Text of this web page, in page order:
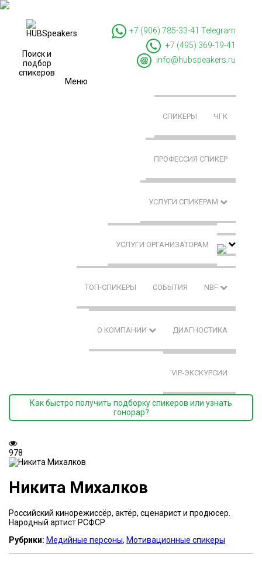
Поиск и
подбор
спикеров
+7 (906) 785-33-41 Telegram
+7 (495) 369-19-41
info@hubspeakers.ru
Меню
СПИКЕРЫ ЧГК
ПРОФЕССИЯ СПИКЕР
УСЛУГИ СПИКЕРАМ
УСЛУГИ ОРГАНИЗАТОРАМ
ТОП-СПИКЕРЫ СОБЫТИЯ NBF
О КОМПАНИИ ДИАГНОСТИКА
VIP-ЭКСКУРСИИ
Как быстро получить подборку спикеров или узнать
гонорар?
978
Никита Михалков
Российский кинорежиссёр, актёр, сценарист и продюсер.
Народный артист РСФСР
Рубрики: Медийные персоны, Мотивационные спикеры